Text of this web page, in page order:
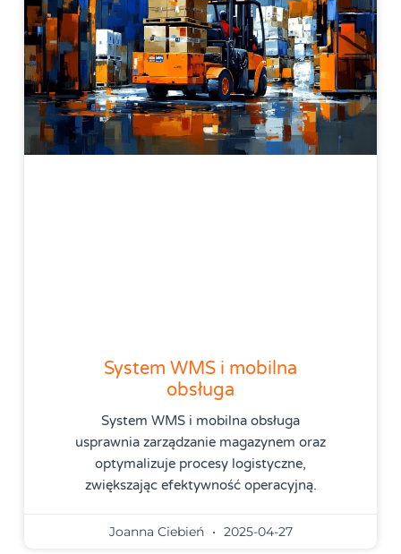
System WMS i mobilna
obsługa
System WMS i mobilna obsługa
usprawnia zarządzanie magazynem oraz
optymalizuje procesy logistyczne,
zwiększając efektywność operacyjną.
Joanna Ciebień 2025-04-27